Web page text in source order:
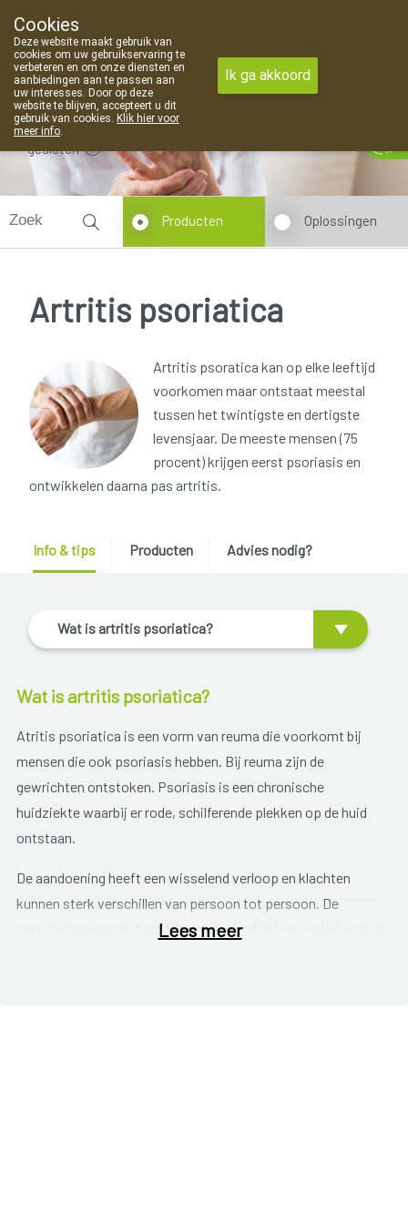
09 373 94 03
gesloten
Producten Oplossingen
Artritis psoriatica
Artritis psoratica kan op elke leeftijd
voorkomen maar ontstaat meestal
tussen het twintigste en dertigste
levensjaar. De meeste mensen (75
procent) krijgen eerst psoriasis en
ontwikkelen daarna pas artritis.
Info & tips Producten Advies nodig?
Wat is artritis psoriatica?
Wat is artritis psoriatica?
Atritis psoriatica is een vorm van reuma die voorkomt bij
mensen die ook psoriasis hebben. Bij reuma zijn de
gewrichten ontstoken. Psoriasis is een chronische
huidziekte waarbij er rode, schilferende plekken op de huid
ontstaan.
De aandoening heeft een wisselend verloop en klachten
kunnen sterk verschillen van persoon tot persoon. De
meeste mensen met artritis psoriatica hebben periodes met
Lees meer
Cookies
Deze website maakt gebruik van
cookies om uw gebruikservaring te
verbeteren en om onze diensten en
aanbiedingen aan te passen aan
uw interesses. Door op deze
website te blijven, accepteert u dit
gebruik van cookies. Klik hier voor
meer info.
Ik ga akkoord